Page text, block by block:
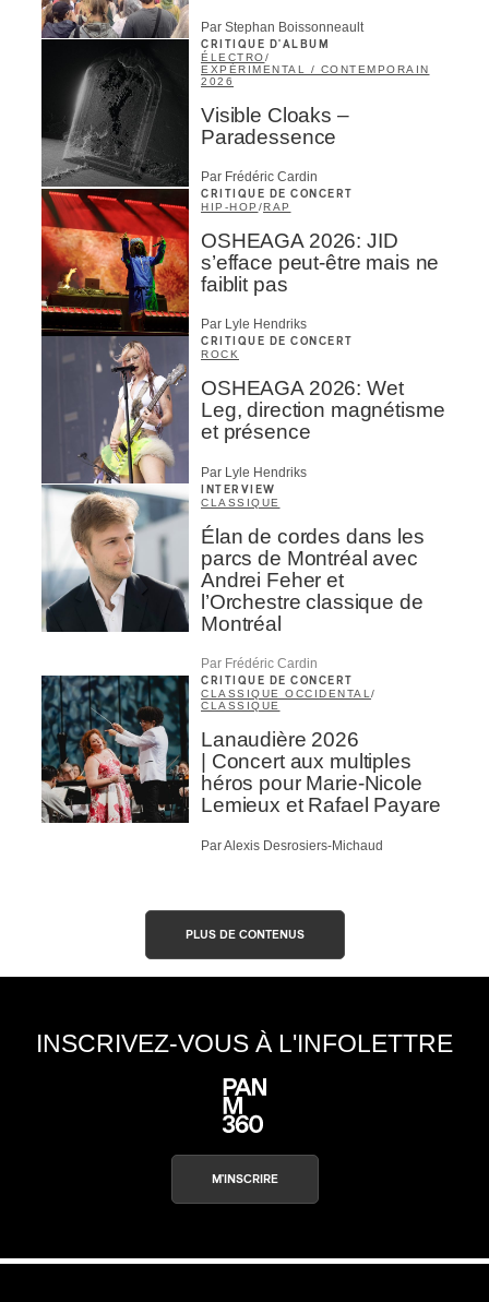
Par Stephan Boissonneault
CRITIQUE D'ALBUM
ÉLECTRO/
EXPÉRIMENTAL / CONTEMPORAIN
2026
Visible Cloaks –
Paradessence
Par Frédéric Cardin
CRITIQUE DE CONCERT
HIP-HOP /RAP
OSHEAGA 2026: JID
s’efface peut-être mais ne
faiblit pas
Par Lyle Hendriks
CRITIQUE DE CONCERT
ROCK
OSHEAGA 2026: Wet
Leg, direction magnétisme
et présence
Par Lyle Hendriks
INTERVIEW
CLASSIQUE
Élan de cordes dans les
parcs de Montréal avec
Andrei Feher et
l’Orchestre classique de
Montréal
Par Frédéric Cardin
CRITIQUE DE CONCERT
CLASSIQUE OCCIDENTAL/
CLASSIQUE
Lanaudière 2026
| Concert aux multiples
héros pour Marie-Nicole
Lemieux et Rafael Payare
Par Alexis Desrosiers-Michaud
PLUS DE CONTENUS
INSCRIVEZ-VOUS À L'INFOLETTRE
M'INSCRIRE